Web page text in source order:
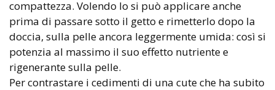
compattezza. Volendo lo si può applicare anche
prima di passare sotto il getto e rimetterlo dopo la
doccia, sulla pelle ancora leggermente umida: così si
potenzia al massimo il suo effetto nutriente e
rigenerante sulla pelle.
Per contrastare i cedimenti di una cute che ha subito